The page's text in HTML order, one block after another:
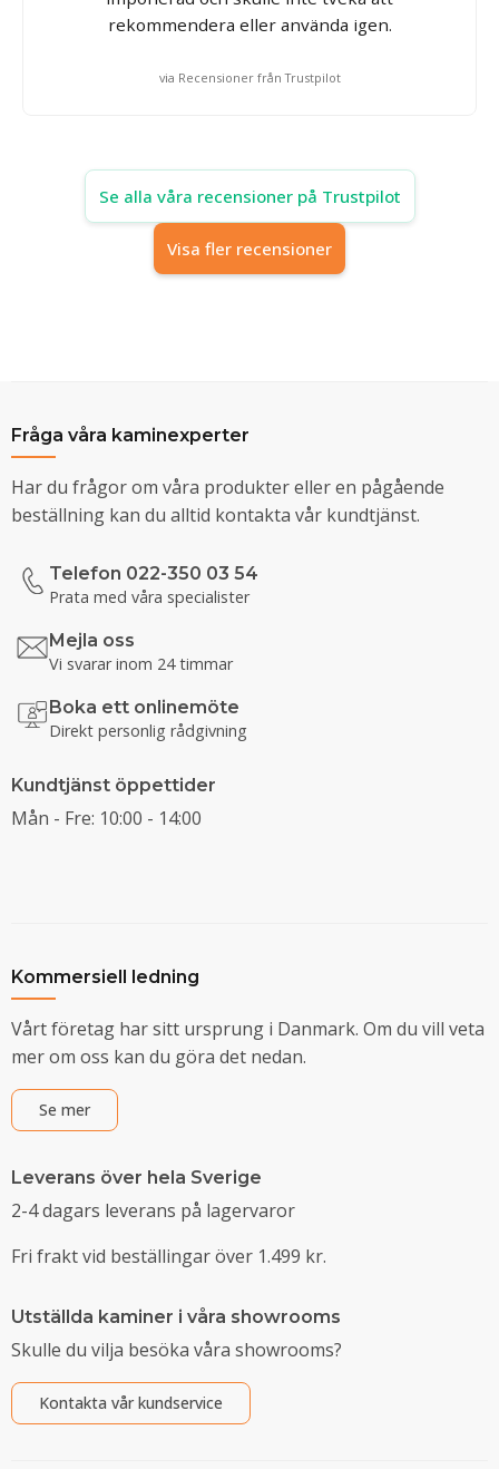
rekommendera eller använda igen.
via Recensioner från Trustpilot
Se alla våra recensioner på Trustpilot
Visa fler recensioner
Fråga våra kaminexperter
Har du frågor om våra produkter eller en pågående
beställning kan du alltid kontakta vår kundtjänst.
Telefon 022-350 03 54
Prata med våra specialister
Mejla oss
Vi svarar inom 24 timmar
Boka ett onlinemöte
Direkt personlig rådgivning
Kundtjänst öppettider
Mån - Fre: 10:00 - 14:00
Kommersiell ledning
Vårt företag har sitt ursprung i Danmark. Om du vill veta
mer om oss kan du göra det nedan.
Se mer
Leverans över hela Sverige
2-4 dagars leverans på lagervaror
Fri frakt vid beställingar över 1.499 kr.
Utställda kaminer i våra showrooms
Skulle du vilja besöka våra showrooms?
Kontakta vår kundservice